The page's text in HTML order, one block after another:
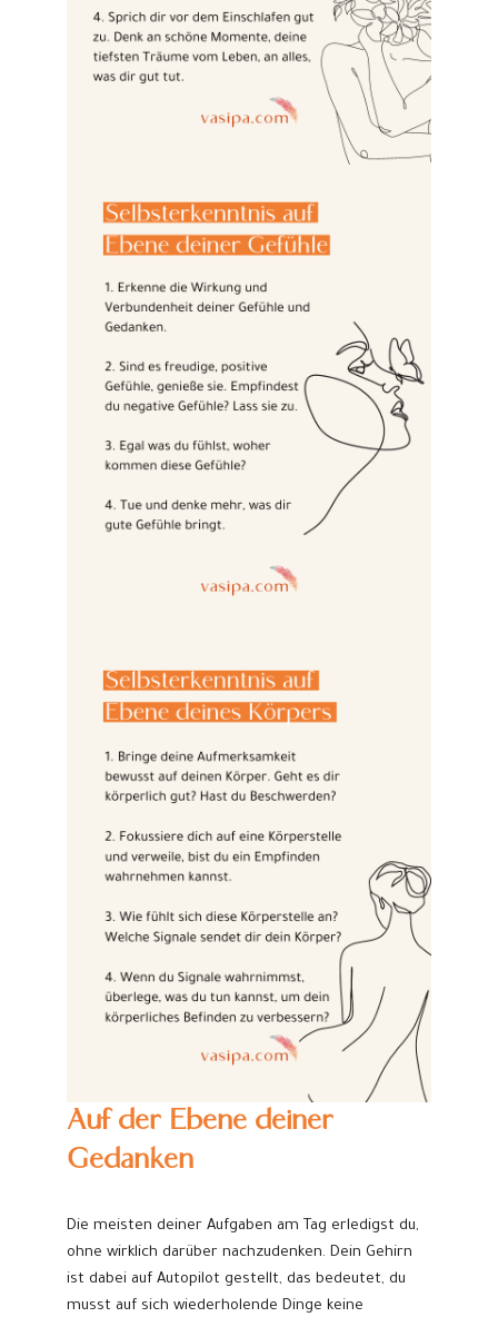
Auf der Ebene deiner
Gedanken
Die meisten deiner Aufgaben am Tag erledigst du,
ohne wirklich darüber nachzudenken. Dein Gehirn
ist dabei auf Autopilot gestellt, das bedeutet, du
musst auf sich wiederholende Dinge keine